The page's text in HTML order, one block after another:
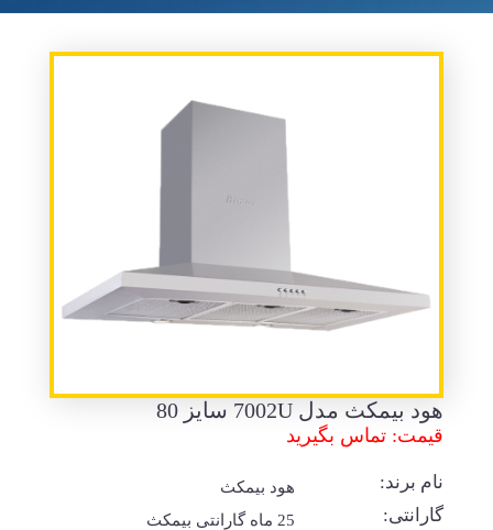
هود بیمکث مدل 7002U سایز 80
قیمت: تماس بگیرید
نام برند: هود بیمکث
گارانتی: 25 ماه گارانتی بیمکث